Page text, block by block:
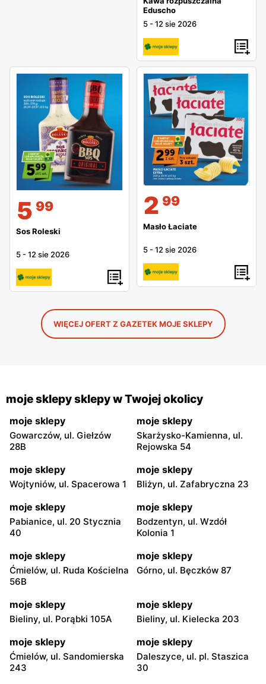
Eduscho
5 -12 sie 2026
5 99
Sos Roleski
5 -12 sie 2026
2 99
Masło Łaciate
5 -12 sie 2026
WIĘCEJ OFERT Z GAZETEK MOJE SKLEPY
moje sklepy sklepy w Twojej okolicy
moje sklepy
Gowarczów, ul. Giełzów
28B
moje sklepy
Skarżysko-Kamienna, ul.
Rejowska 54
moje sklepy
Wojtyniów, ul. Spacerowa 1
moje sklepy
Bliżyn, ul. Zafabryczna 23
moje sklepy
Pabianice, ul. 20 Stycznia
40
moje sklepy
Bodzentyn, ul. Wzdół
Kolonia 1
moje sklepy
Ćmielów, ul. Ruda Kościelna
56B
moje sklepy
Górno, ul. Bęczków 87
moje sklepy
Bieliny, ul. Porąbki 105A
moje sklepy
Bieliny, ul. Kielecka 203
moje sklepy
Ćmielów, ul. Sandomierska
243
moje sklepy
Daleszyce, ul. pl. Staszica
30